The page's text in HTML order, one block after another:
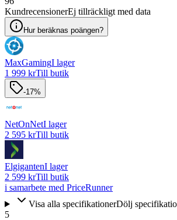
KundrecensionerEj tillräckligt med data
Hur beräknas poängen?
MaxGamingI lager
1 999 krTill butik
-17%
NetOnNetI lager
2 595 krTill butik
ElgigantenI lager
2 599 krTill butik
i samarbete med PriceRunner
Visa alla specifikationerDölj
5